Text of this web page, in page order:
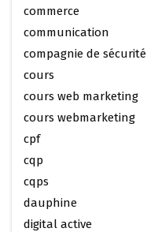
commerce
communication
compagnie de sécurité
cours
cours web marketing
cours webmarketing
cpf
cqp
cqps
dauphine
digital active